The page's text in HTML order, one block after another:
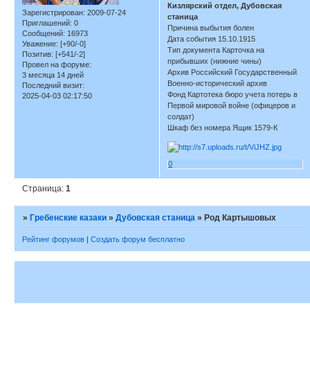
Зарегистрирован: 2009-07-24
Приглашений: 0
Сообщений: 16973
Уважение: [+90/-0]
Позитив: [+541/-2]
Провел на форуме:
3 месяца 14 дней
Последний визит:
2025-04-03 02:17:50
Кизлярский отдел, Дубовская
станица
Причина выбытия болен
Дата события 15.10.1915
Тип документа Карточка на
прибывших (нижние чины)
Архив Российский Государственный
Военно-исторический архив
Фонд Картотека бюро учета потерь в
Первой мировой войне (офицеров и
солдат)
Шкаф без номера Ящик 1579-К
0
Страница:1
»Гребенские казаки »Дубовская станица »Род Картышовых
Рейтинг форумов | Создать форум бесплатно